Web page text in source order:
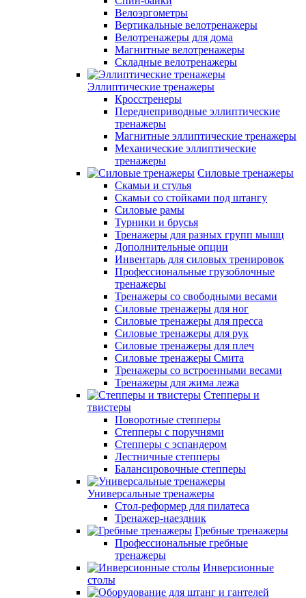
Велоэргометры
Вертикальные велотренажеры
Велотренажеры для дома
Магнитные велотренажеры
Складные велотренажеры
Эллиптические тренажеры
Кросстренеры
Переднеприводные эллиптические
тренажеры
Магнитные эллиптические тренажеры
Механические эллиптические
тренажеры
Силовые тренажеры
Скамьи и стулья
Скамьи со стойками под штангу
Силовые рамы
Турники и брусья
Тренажеры для разных групп мышц
Дополнительные опции
Инвентарь для силовых тренировок
Профессиональные грузоблочные
тренажеры
Тренажеры со свободными весами
Силовые тренажеры для ног
Силовые тренажеры для пресса
Силовые тренажеры для рук
Силовые тренажеры для плеч
Силовые тренажеры Смита
Тренажеры со встроенными весами
Тренажеры для жима лежа
Степперы и
твистеры
Поворотные степперы
Степперы с поручнями
Степперы с эспандером
Лестничные степперы
Балансировочные степперы
Универсальные тренажеры
Стол-реформер для пилатеса
Тренажер-наездник
Гребные тренажеры
Профессиональные гребные
тренажеры
Инверсионные
столы